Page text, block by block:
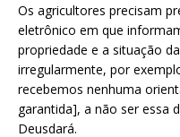
Os agricultores precisam
eletrônico em que
propriedade e a situação
irregularmente, por
recebemos nenhuma
garantida], a não ser essa
Deusdará.